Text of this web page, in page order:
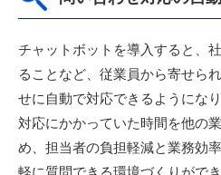
チャットボットを導入すると、
ることなど、従業員から寄せら
せに自動で対応できるようにな
対応にかかっていた時間を他の
め、担当者の負担軽減と業務効
軽に質問できる環境づくりがで